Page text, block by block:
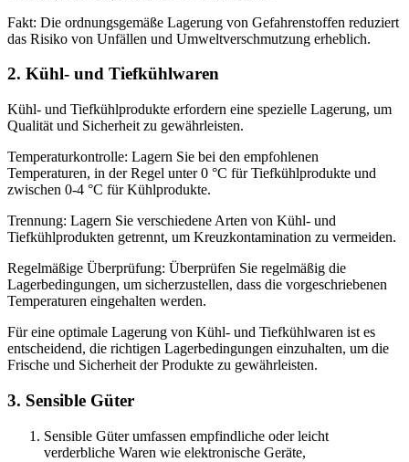
Fakt: Die ordnungsgemäße Lagerung von Gefahrenstoffen reduziert
das Risiko von Unfällen und Umweltverschmutzung erheblich.
2. Kühl- und Tiefkühlwaren
Kühl- und Tiefkühlprodukte erfordern eine spezielle Lagerung, um
Qualität und Sicherheit zu gewährleisten.
Temperaturkontrolle: Lagern Sie bei den empfohlenen
Temperaturen, in der Regel unter 0 °C für Tiefkühlprodukte und
zwischen 0-4 °C für Kühlprodukte.
Trennung: Lagern Sie verschiedene Arten von Kühl- und
Tiefkühlprodukten getrennt, um Kreuzkontamination zu vermeiden.
Regelmäßige Überprüfung: Überprüfen Sie regelmäßig die
Lagerbedingungen, um sicherzustellen, dass die vorgeschriebenen
Temperaturen eingehalten werden.
Für eine optimale Lagerung von Kühl- und Tiefkühlwaren ist es
entscheidend, die richtigen Lagerbedingungen einzuhalten, um die
Frische und Sicherheit der Produkte zu gewährleisten.
3. Sensible Güter
Sensible Güter umfassen empfindliche oder leicht
verderbliche Waren wie elektronische Geräte,